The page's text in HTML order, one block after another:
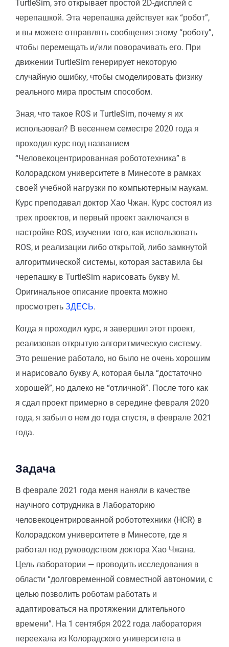
TurtleSim, это открывает простой 2D-дисплей с
черепашкой. Эта черепашка действует как “робот”,
и вы можете отправлять сообщения этому “роботу”,
чтобы перемещать и/или поворачивать его. При
движении TurtleSim генерирует некоторую
случайную ошибку, чтобы смоделировать физику
реального мира простым способом.
Зная, что такое ROS и TurtleSim, почему я их
использовал? В весеннем семестре 2020 года я
проходил курс под названием
“Человекоцентрированная робототехника” в
Колорадском университете в Минесоте в рамках
своей учебной нагрузки по компьютерным наукам.
Курс преподавал доктор Хао Чжан. Курс состоял из
трех проектов, и первый проект заключался в
настройке ROS, изучении того, как использовать
ROS, и реализации либо открытой, либо замкнутой
алгоритмической системы, которая заставила бы
черепашку в TurtleSim нарисовать букву М.
Оригинальное описание проекта можно
просмотреть ЗДЕСЬ.
Когда я проходил курс, я завершил этот проект,
реализовав открытую алгоритмическую систему.
Это решение работало, но было не очень хорошим
и нарисовало букву А, которая была “достаточно
хорошей”, но далеко не “отличной”. После того как
я сдал проект примерно в середине февраля 2020
года, я забыл о нем до года спустя, в феврале 2021
года.
Задача
В феврале 2021 года меня наняли в качестве
научного сотрудника в Лабораторию
человекоцентрированной робототехники (HCR) в
Колорадском университете в Минесоте, где я
работал под руководством доктора Хао Чжана.
Цель лаборатории — проводить исследования в
области “долговременной совместной автономии, с
целью позволить роботам работать и
адаптироваться на протяжении длительного
времени”. На 1 сентября 2022 года лаборатория
переехала из Колорадского университета в